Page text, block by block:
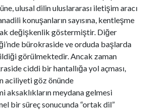
ulusal dilin uluslararası iletişim aracı
konuşanların sayısına, kentleşme
değişkenlik göstermiştir. Diğer
bürokraside ve orduda başlarda
görülmektedir. Ancak zaman
ciddi bir hantallığa yol açması,
aciliyeti göz önünde
aksaklıkların meydana gelmesi
bir süreç sonucunda “ortak dil”